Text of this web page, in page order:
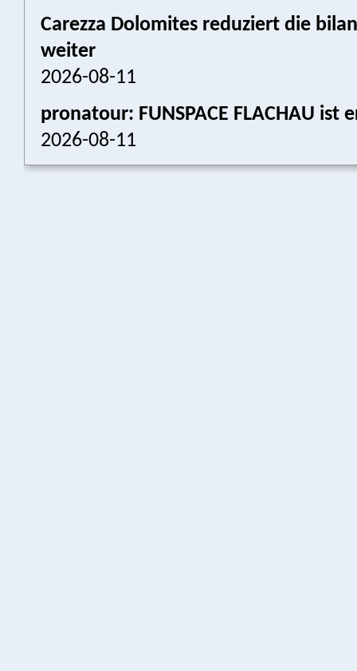
Carezza Dolomites reduziert die
weiter
2026-08-11
pronatour: FUNSPACE FLACHAU ist
2026-08-11